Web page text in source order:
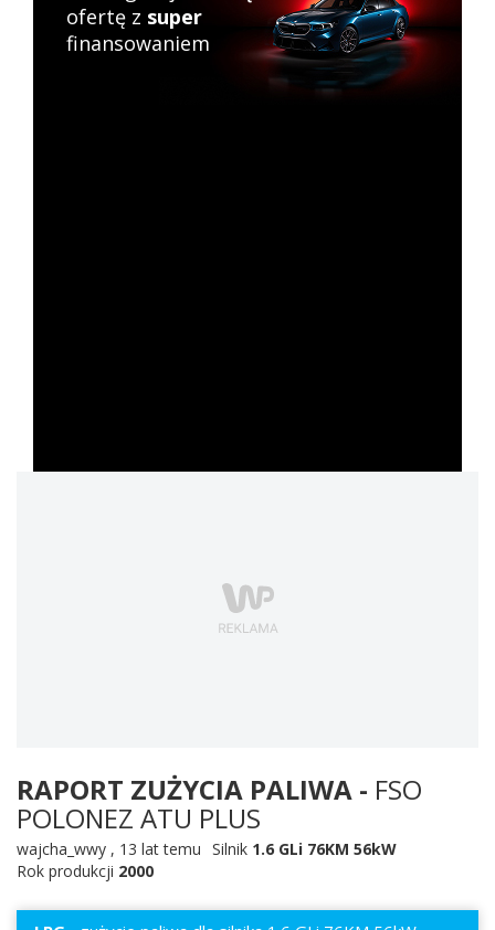
RAPORT ZUŻYCIA PALIWA - FSO
POLONEZ ATU PLUS
wajcha_wwy , 13 lat temu Silnik 1.6 GLi 76KM 56kW
Rok produkcji 2000
ofertę z super
finansowaniem